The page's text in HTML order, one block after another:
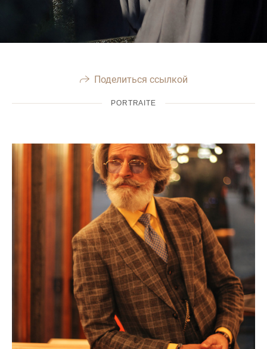
Поделиться ссылкой
PORTRAITE